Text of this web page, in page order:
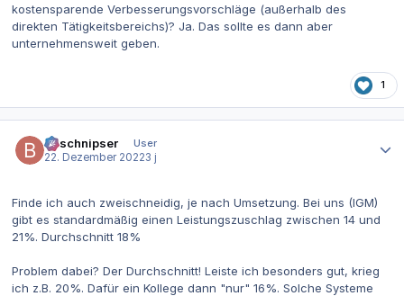
kostensparende Verbesserungsvorschläge (außerhalb des
direkten Tätigkeitsbereichs)? Ja. Das sollte es dann aber
unternehmensweit geben.
1
Bitschnipser
User
22. Dezember 20223 j
Finde ich auch zweischneidig, je nach Umsetzung. Bei uns (IGM)
gibt es standardmäßig einen Leistungszuschlag zwischen 14 und
21%. Durchschnitt 18%
Problem dabei? Der Durchschnitt! Leiste ich besonders gut, krieg
ich z.B. 20%. Dafür ein Kollege dann "nur" 16%. Solche Systeme